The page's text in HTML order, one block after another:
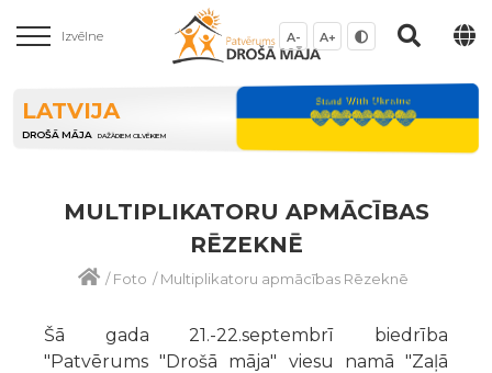
Izvēlne A- A+
LATVIJA
DROŠĀ MĀJA DAŽĀDIEM CILVĒKIEM
MULTIPLIKATORU APMĀCĪBAS
RĒZEKNĒ
/Foto /Multiplikatoru apmācības Rēzeknē
Šā gada 21.-22.septembrī biedrība
"Patvērums "Drošā māja" viesu namā "Zaļā